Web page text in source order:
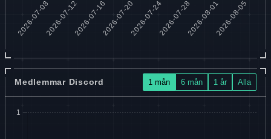
Medlemmar Discord 1 mån 6 mån 1 år Alla